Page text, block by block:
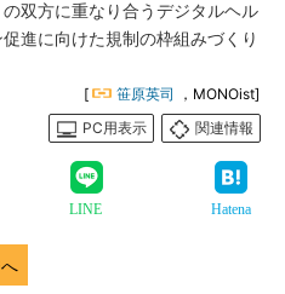
の双方に重なり合うデジタルヘル
進に向けた規制の枠組みづくり
[ 笹原英司
，MONOist]
PC用表示
関連情報
LINE Hatena